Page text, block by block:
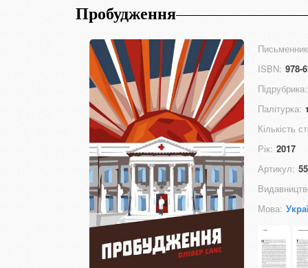
Пробудження
ISBN: 978-
Підрубрика:
Палітурка:
Кількість
Рік: 2017
Артикул:
Мова: